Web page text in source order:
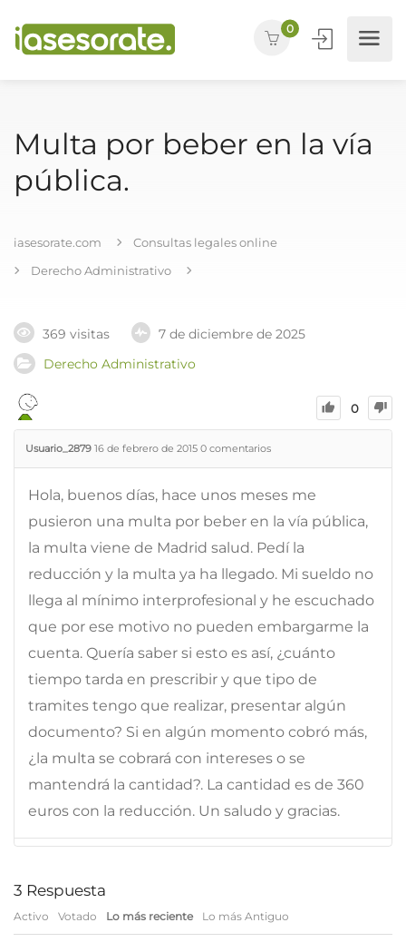
0
Multa por beber en la vía
pública.
iasesorate.com
Consultas legales online
Derecho Administrativo
369 visitas
7 de diciembre de 2025
Derecho Administrativo
0
Usuario_2879 16 de febrero de 2015 0 comentarios
Hola, buenos días, hace unos meses me
pusieron una multa por beber en la vía pública,
la multa viene de Madrid salud. Pedí la
reducción y la multa ya ha llegado. Mi sueldo no
llega al mínimo interprofesional y he escuchado
que por ese motivo no pueden embargarme la
cuenta. Quería saber si esto es así, ¿cuánto
tiempo tarda en prescribir y que tipo de
tramites tengo que realizar, presentar algún
documento? Si en algún momento cobró más,
¿la multa se cobrará con intereses o se
mantendrá la cantidad?. La cantidad es de 360
euros con la reducción. Un saludo y gracias.
3 Respuesta
Activo Votado Lo más reciente Lo más Antiguo